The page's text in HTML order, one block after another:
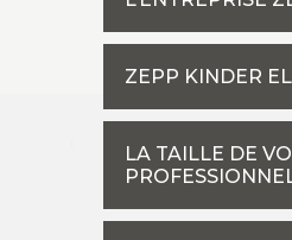
ZEPP KINDER
LA TAILLE DE